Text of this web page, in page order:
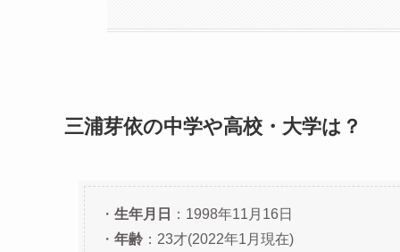
三浦芽依の中学や高校・大学は？
・ 生年月日
：1998年11月16日
・ 年齢 ：23才(2022年1月現在)